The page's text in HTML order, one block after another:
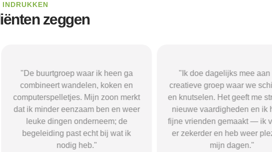
INDRUKKEN
zeggen
"De buurtgroep waar ik heen ga
combineert wandelen, koken en
computerspelletjes. Mijn zoon merkt
dat ik minder eenzaam ben en weer
leuke dingen onderneem; de
begeleiding past echt bij wat ik
nodig heb."
"Ik doe dagelijks mee aan
creatieve groep waar we
en knutselen. Het geeft me
nieuwe vaardigheden en ik
fijne vrienden gemaakt — ik
er zekerder en heb weer
mijn dagen."